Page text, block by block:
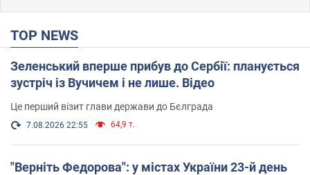
TOP NEWS
Зеленський вперше прибув до Сербії: планується
зустріч із Вучичем і не лише. Відео
Це перший візит глави держави до Бєлграда
7.08.2026 22:55 64,9 т.
"Верніть Федорова": у містах України 23-й день